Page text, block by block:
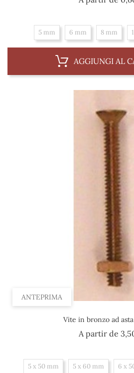
5 mm 6 mm 8 mm
AGGIUNGI AL
ANTEPRIMA
Vite in bronzo ad
A partir de
5 x 50 mm 5 x 60 mm 6 x